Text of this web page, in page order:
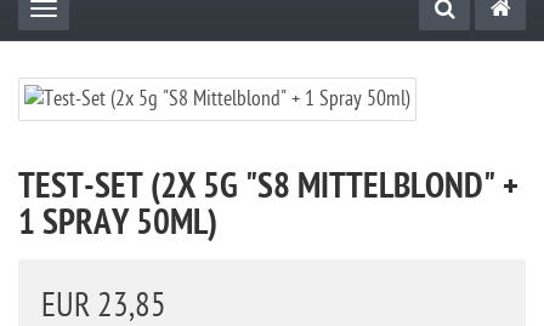
Toggle navigation
TEST-SET (2X 5G "S8 MITTELBLOND" +
1 SPRAY 50ML)
EUR 23,85